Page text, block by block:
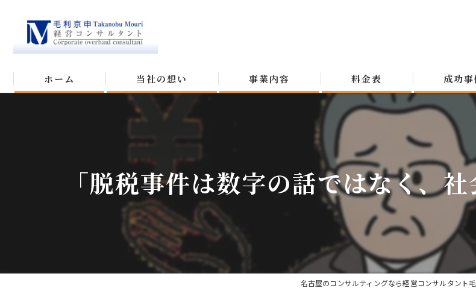
ホーム 当社の想い 事業内容 料金表 成功事
「脱税事件は数字の話ではなく、
名古屋のコンサルティングなら経営コンサルタント